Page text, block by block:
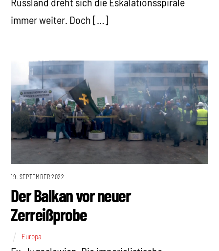
immer weiter. Doch […]
19. SEPTEMBER 2022
Der Balkan vor neuer
Zerreißprobe
Europa